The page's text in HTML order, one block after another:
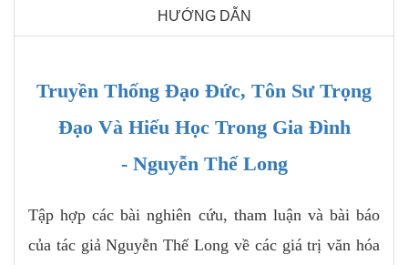
HƯỚNG DẪN
Truyền Thống Đạo Đức, Tôn Sư Trọng
Đạo Và Hiếu Học Trong Gia Đình
- Nguyễn Thế Long
Tập hợp các bài nghiên cứu, tham luận và bài báo
của tác giả Nguyễn Thế Long về các giá trị văn hóa